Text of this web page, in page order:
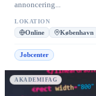
annoncering...
LOKATION
Online København
Jobcenter
AKADEMIFAG